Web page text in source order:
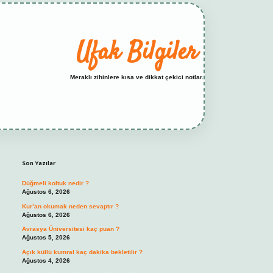
Ufak Bilgiler
Meraklı zihinlere kısa ve dikkat çekici notlar.
Son Yazılar
Düğmeli koltuk nedir ?
Ağustos 6, 2026
Kur’an okumak neden sevaptır ?
Ağustos 6, 2026
Avrasya Üniversitesi kaç puan ?
Ağustos 5, 2026
Açık küllü kumral kaç dakika bekletilir ?
Ağustos 4, 2026